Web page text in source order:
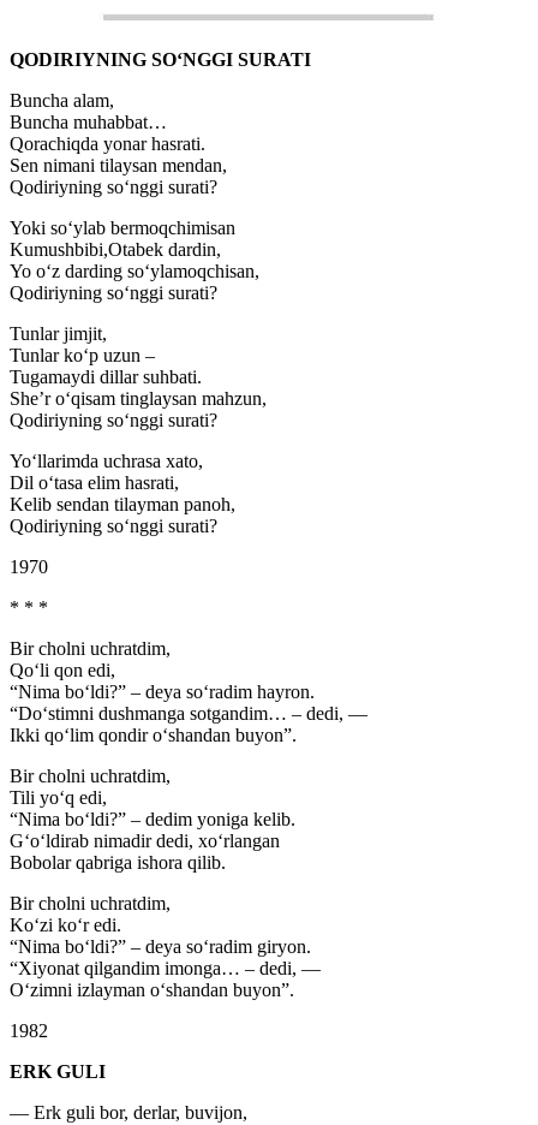
QODIRIYNING SO‘NGGI SURATI
Buncha alam,
Buncha muhabbat…
Qorachiqda yonar hasrati.
Sen nimani tilaysan mendan,
Qodiriyning so‘nggi surati?
Yoki so‘ylab bermoqchimisan
Kumushbibi,Otabek dardin,
Yo o‘z darding so‘ylamoqchisan,
Qodiriyning so‘nggi surati?
Tunlar jimjit,
Tunlar ko‘p uzun –
Tugamaydi dillar suhbati.
She’r o‘qisam tinglaysan mahzun,
Qodiriyning so‘nggi surati?
Yo‘llarimda uchrasa xato,
Dil o‘tasa elim hasrati,
Kelib sendan tilayman panoh,
Qodiriyning so‘nggi surati?
1970
* * *
Bir cholni uchratdim,
Qo‘li qon edi,
“Nima bo‘ldi?” – deya so‘radim hayron.
“Do‘stimni dushmanga sotgandim… – dedi, —
Ikki qo‘lim qondir o‘shandan buyon”.
Bir cholni uchratdim,
Tili yo‘q edi,
“Nima bo‘ldi?” – dedim yoniga kelib.
G‘o‘ldirab nimadir dedi, xo‘rlangan
Bobolar qabriga ishora qilib.
Bir cholni uchratdim,
Ko‘zi ko‘r edi.
“Nima bo‘ldi?” – deya so‘radim giryon.
“Xiyonat qilgandim imonga… – dedi, —
O‘zimni izlayman o‘shandan buyon”.
1982
ERK GULI
— Erk guli bor, derlar, buvijon,